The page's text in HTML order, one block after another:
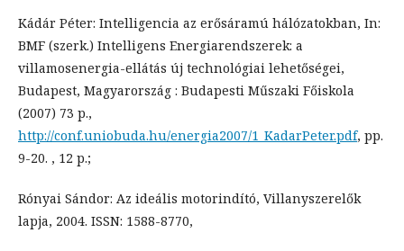
Kádár Péter: Intelligencia az erősáramú hálózatokban, In:
BMF (szerk.) Intelligens Energiarendszerek: a
villamosenergia-ellátás új technológiai lehetőségei,
Budapest, Magyarország : Budapesti Műszaki Főiskola
(2007) 73 p.,
http://conf.uniobuda.hu/energia2007/1_KadarPeter.pdf, pp.
9-20. , 12 p.;
Rónyai Sándor: Az ideális motorindító, Villanyszerelők
lapja, 2004. ISSN: 1588-8770,